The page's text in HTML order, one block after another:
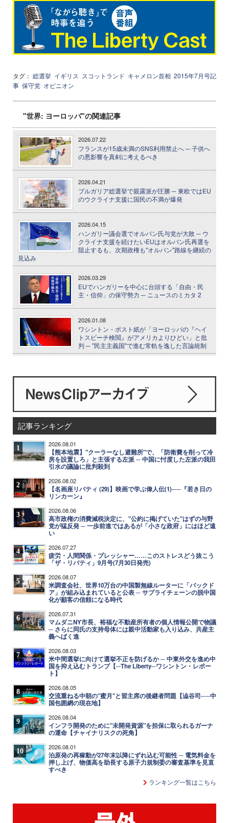
タグ： 総選挙 イギリス スコットランド キャメロン首相 2015年7月号記
事 保守党 オピニオン
"世界: ヨーロッパ"の関連記事
2026.07.22
フランスが15歳未満のSNS利用禁止へ ─ 子供へ
の悪影響を真剣に考えるべき
2026.04.21
ブルガリア総選挙で親露派が圧勝 ─ 東欧ではEU
のウクライナ支援に国民の不満が爆発
2026.04.15
ハンガリー議会選でオルバン氏与党が大敗 ─ ウ
クライナ支援を続けたいEUはオルバン氏再選を
阻止するも、次期政権も"オルバン"路線を継続の
見込み
2026.03.29
EUでハンガリーを中心に台頭する「自由・民
主・信仰」の保守勢力 ─ ニュースのミカタ 2
2026.01.08
ワシントン・ポスト紙が「ヨーロッパの『ヘイ
トスピーチ検閲』がアメリカよりひどい」と批
判 ─ "民主主義国"で進む常軌を逸した言論統制
記事ランキング
1 2026.08.01
【熊本地震】"クーラーなし避難所"で、「防衛費を削って冷
房を設置しろ」と主張する左派 ─ 中国に忖度した左派の我田
引水の議論に批判殺到
2 2026.08.02
【名画座リバティ (29)】映画で学ぶ偉人伝(1)──『若き日の
リンカーン』
3 2026.08.06
高市政権の消費減税決定に、"公約に掲げていた"はずの与野
党が猛反発 ─ 一歩前進ではあるが「小さな政府」にはほど遠
い
4 2026.07.27
疲労・人間関係・プレッシャー……このストレスどう抜こう
「ザ・リバティ」9月号(7月30日発売)
5 2026.08.07
米調査会社、世界10万台の中国製無線ルーターに「バックド
ア」が組み込まれていると公表 ─ サプライチェーンの脱中国
化が顧客の信頼になる時代
6 2026.07.31
マムダニNY市長、裕福な不動産所有者の個人情報公開で物議
─ さらに同氏の支持母体には親中活動家も入り込み、共産主
義へばく進
7 2026.08.03
米中間選挙に向けて選挙不正を防げるか ─ 中東外交を進め中
国を抑え込むトランプ【─The Liberty─ワシントン・レポー
ト】
8 2026.08.05
交流重ねる中朝の"蜜月"と習主席の後継者問題【澁谷司──中
国包囲網の現在地】
9 2026.08.04
インフラ開発のために"未開発資源"を担保に取られるガーナ
の運命【チャイナリスクの死角】
10 2026.08.01
泊原発の再稼動が27年末以降にずれ込む可能性 ─ 電気料金を
押し上げ、物価高を助長する原子力規制委の審査基準を見直
すべき
ランキング一覧はこちら